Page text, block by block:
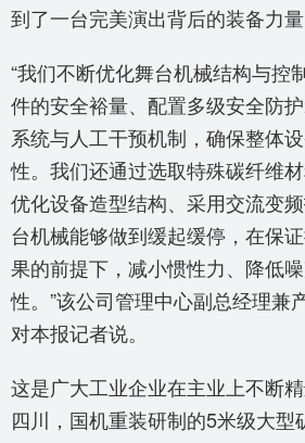
到了一台完美演出背后的装备力量
“我们不断优化舞台机械结构与控
件的安全裕量、配置多级安全防
系统与人工干预机制，确保整体
性。我们还通过选取特殊碳纤维材
优化设备造型结构、采用交流变
台机械能够做到缓起缓停，在保
果的前提下，减小惯性力、降低
性。”该公司管理中心副总经理兼
对本报记者说。
这是广大工业企业在主业上不断
四川，国机重装研制的5米级大型